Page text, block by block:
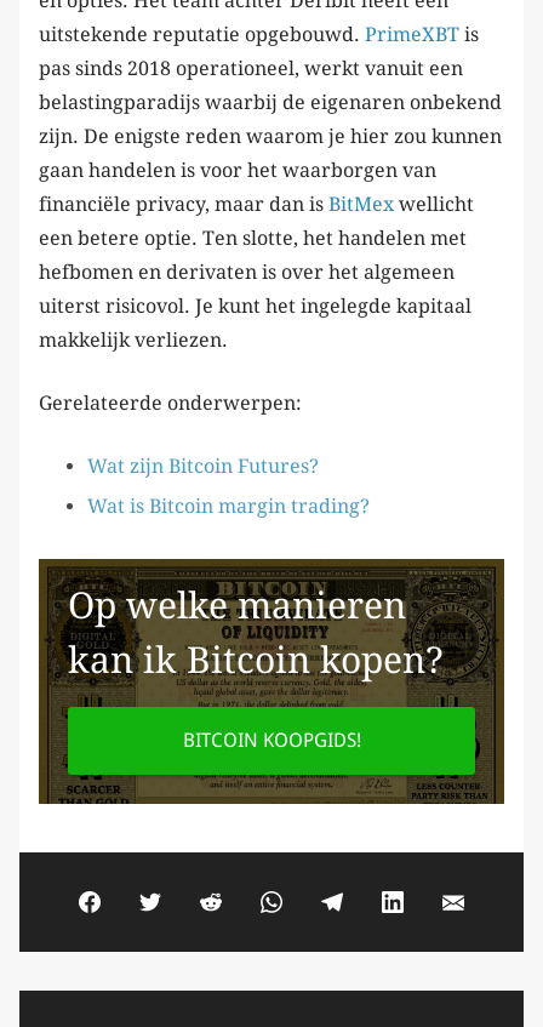
uitstekende reputatie opgebouwd. PrimeXBT is
pas sinds 2018 operationeel, werkt vanuit een
belastingparadijs waarbij de eigenaren onbekend
zijn. De enigste reden waarom je hier zou kunnen
gaan handelen is voor het waarborgen van
financiële privacy, maar dan is BitMexwellicht
een betere optie. Ten slotte, het handelen met
hefbomen en derivaten is over het algemeen
uiterst risicovol. Je kunt het ingelegde kapitaal
makkelijk verliezen.
Gerelateerde onderwerpen:
Wat zijn Bitcoin Futures?
Wat is Bitcoin margin trading?
Op welke manieren
kan ik Bitcoin kopen?
BITCOIN KOOPGIDS!